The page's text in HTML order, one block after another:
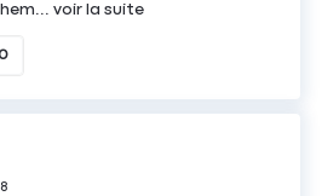
voir la suite